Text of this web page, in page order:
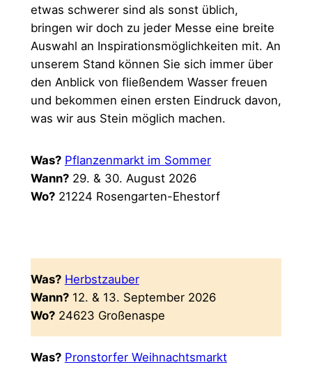
etwas schwerer sind als sonst üblich,
bringen wir doch zu jeder Messe eine breite
Auswahl an Inspirationsmöglichkeiten mit. An
unserem Stand können Sie sich immer über
den Anblick von fließendem Wasser freuen
und bekommen einen ersten Eindruck davon,
was wir aus Stein möglich machen.
Was? Pflanzenmarkt im Sommer
Wann?29. & 30. August 2026
Wo?21224 Rosengarten-Ehestorf
Was? Herbstzauber
Wann?12. & 13. September 2026
Wo?24623 Großenaspe
Was? Pronstorfer Weihnachtsmarkt